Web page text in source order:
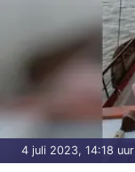
4 juli 2023, 14:18 uur